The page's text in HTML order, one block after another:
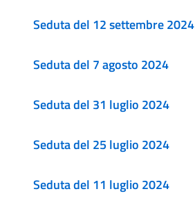
Seduta del 12 settembre 2024
Seduta del 7 agosto 2024
Seduta del 31 luglio 2024
Seduta del 25 luglio 2024
Seduta del 11 luglio 2024